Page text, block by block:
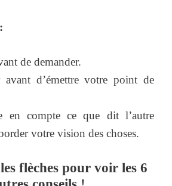
de demander.
avant d’émettre votre point de
en compte ce que dit l’autre
votre vision des choses.
flèches pour voir les 6